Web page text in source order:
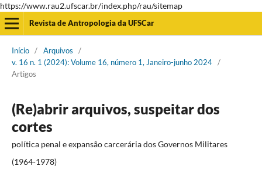
https://www.rau2.ufscar.br/index.php/rau/sitemap
Revista de Antropologia da UFSCar
Início / Arquivos
/
v. 16 n. 1 (2024): Volume 16, número 1, Janeiro-junho 2024 /
Artigos
(Re)abrir arquivos, suspeitar dos
cortes
política penal e expansão carcerária dos Governos Militares
(1964-1978)